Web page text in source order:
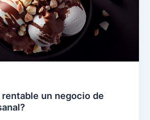
rentable un negocio de